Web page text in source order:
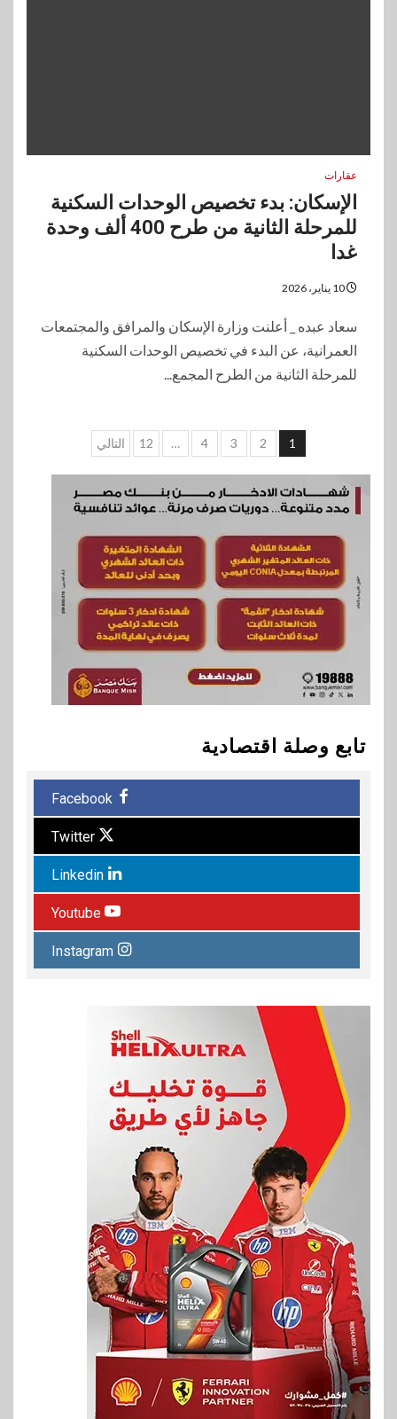
عقارات
الإسكان: بدء تخصيص الوحدات السكنية
للمرحلة الثانية من طرح 400 ألف وحدة
غدا
سعاد عبده _ أعلنت وزارة الإسكان والمرافق والمجتمعات
العمرانية، عن البدء في تخصيص الوحدات السكنية
للمرحلة الثانية من الطرح المجمع...
تعدد
صفحات
المقالات
1
2
3
4
…
12 التالي
تابع وصلة اقتصادية
Facebook
Twitter
Linkedin
Youtube
Instagram